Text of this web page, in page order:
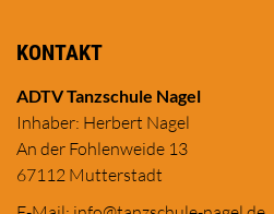
KONTAKT
ADTV Tanzschule Nagel
Inhaber: Herbert Nagel
An der Fohlenweide 13
67112 Mutterstadt